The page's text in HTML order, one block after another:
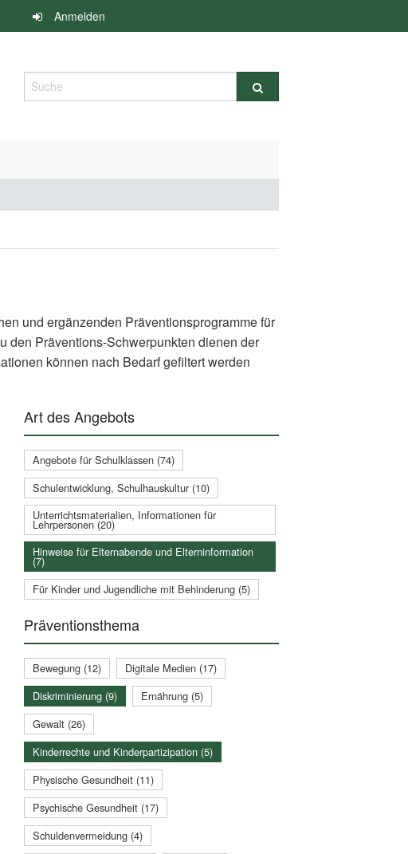
Anmelden
Suche
und ergänzenden Präventionsprogramme für
den Präventions-Schwerpunkten dienen der
können nach Bedarf gefiltert werden
Art des Angebots
Angebote für Schulklassen (74)
Schulentwicklung, Schulhauskultur (10)
Unterrichtsmaterialien, Informationen für
Lehrpersonen (20)
Hinweise für Elternabende und Elterninformation
(7)
Für Kinder und Jugendliche mit Behinderung (5)
Präventionsthema
Bewegung (12)
Digitale Medien (17)
Diskriminierung (9)
Ernährung (5)
Gewalt (26)
Kinderrechte und Kinderpartizipation (5)
Physische Gesundheit (11)
Psychische Gesundheit (17)
Schuldenvermeidung (4)